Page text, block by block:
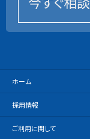
ホーム
採用情報
ご利用に関して